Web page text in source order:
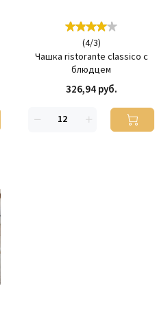
(4/3)
Чашка ristorante classico с
блюдцем
326,94 руб.